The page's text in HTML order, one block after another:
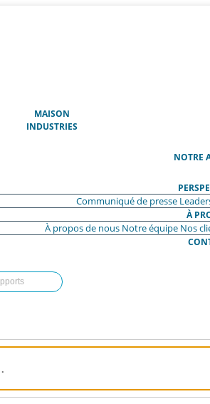
MAISON(ACTUEL)
INDUSTRIES
NOTRE
Communiqué de presse
À
À propos de nous Notre équipe Nos